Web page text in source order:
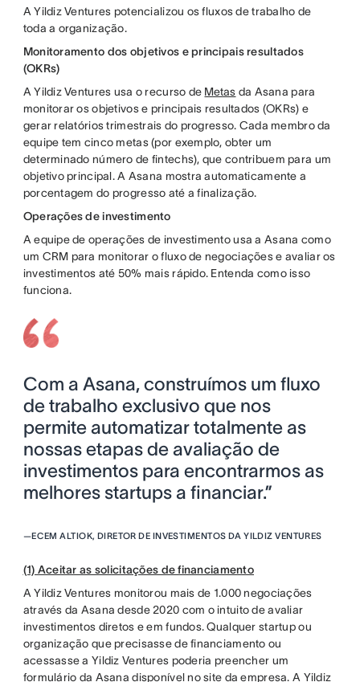
A Yildiz Ventures potencializou os fluxos de trabalho de
toda a organização.
Monitoramento dos objetivos e principais resultados
(OKRs)
A Yildiz Ventures usa o recurso de Metas da Asana para
monitorar os objetivos e principais resultados (OKRs) e
gerar relatórios trimestrais do progresso. Cada membro da
equipe tem cinco metas (por exemplo, obter um
determinado número de fintechs), que contribuem para um
objetivo principal. A Asana mostra automaticamente a
porcentagem do progresso até a finalização.
Operações de investimento
A equipe de operações de investimento usa a Asana como
um CRM para monitorar o fluxo de negociações e avaliar os
investimentos até 50% mais rápido. Entenda como isso
funciona.
Com a Asana, construímos um fluxo
de trabalho exclusivo que nos
permite automatizar totalmente as
nossas etapas de avaliação de
investimentos para encontrarmos as
melhores startups a financiar.”
—ECEM ALTIOK, DIRETOR DE INVESTIMENTOS DA YILDIZ VENTURES
(1) Aceitar as solicitações de financiamento
A Yildiz Ventures monitorou mais de 1.000 negociações
através da Asana desde 2020 com o intuito de avaliar
investimentos diretos e em fundos. Qualquer startup ou
organização que precisasse de financiamento ou
acessasse a Yildiz Ventures poderia preencher um
formulário da Asana disponível no site da empresa. A Yildiz